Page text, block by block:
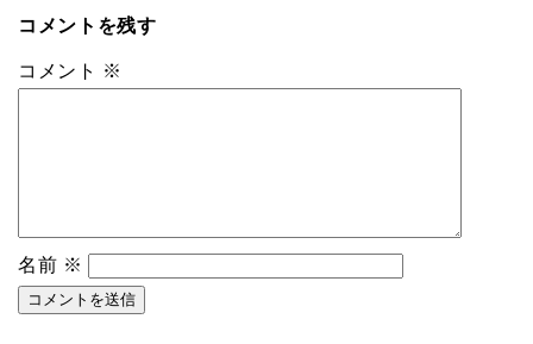
コメントを残す
コメント ※
名前 ※